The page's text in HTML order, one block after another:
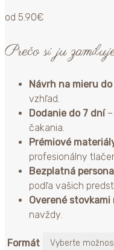
od 5.90€
Prečo si ju
Návrh na mieru
vzhľad.
Dodanie do 7 dní–
čakania.
Prémiové
profesionálny
Bezplatná
podľa vašich
Overené stovkami
navždy.
Formát